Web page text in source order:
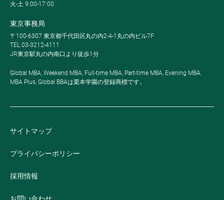
火-土 9:00-17:00
東京事務局
〒100-6307 東京都千代田区丸の内2-4-1丸の内ビル7F
TEL 03-3212-4111
JR東京駅丸の内南口より徒歩1分
Global MBA, Weekend MBA, Full-time MBA, Part-time MBA, Evening MBA,
MBA Plus, Global BBAは栗本学園の登録商標です。
サイトマップ
プライバシーポリシー
採用情報